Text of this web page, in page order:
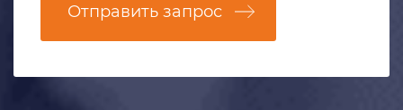
Отправить запрос